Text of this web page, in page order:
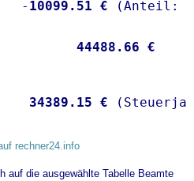
- 10099.51 €
44488.66 €
34389.15 €
rechner24.info
auf die ausgewählte Tabelle Beamte